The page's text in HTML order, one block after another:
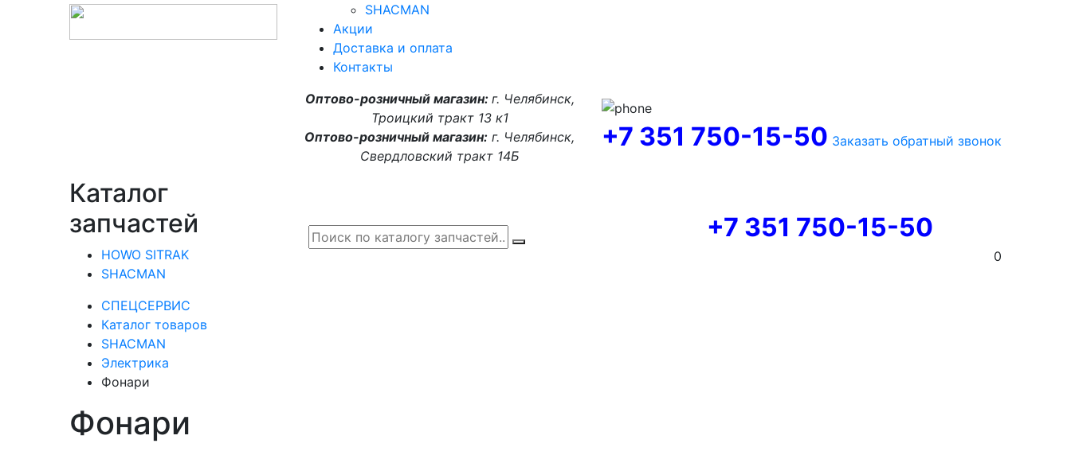
SHACMAN
Акции
Доставка и оплата
Контакты
Оптово-розничный магазин: г. Челябинск,
Троицкий тракт 13 к1
Оптово-розничный магазин: г. Челябинск,
Свердловский тракт 14Б
+7 351 750-15-50 Заказать обратный звонок
Каталог
запчастей
HOWO SITRAK
SHACMAN
+7 351 750-15-50
0
СПЕЦСЕРВИС
Каталог товаров
SHACMAN
Электрика
Фонари
Фонари